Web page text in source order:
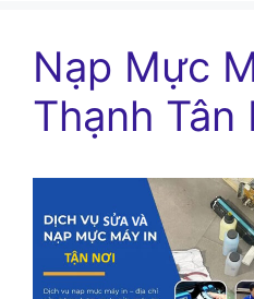
Nạp Mực
Thạnh Tân